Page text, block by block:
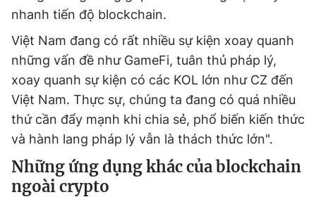
nhanh tiến độ blockchain.
Việt Nam đang có rất nhiều sự kiện xoay quanh
những vấn đề như GameFi, tuân thủ pháp lý,
xoay quanh sự kiện có các KOL lớn như CZ đến
Việt Nam. Thực sự, chúng ta đang có quá nhiều
thứ cần đẩy mạnh khi chia sẻ, phổ biến kiến thức
và hành lang pháp lý vẫn là thách thức lớn".
Những ứng dụng khác của blockchain
ngoài crypto